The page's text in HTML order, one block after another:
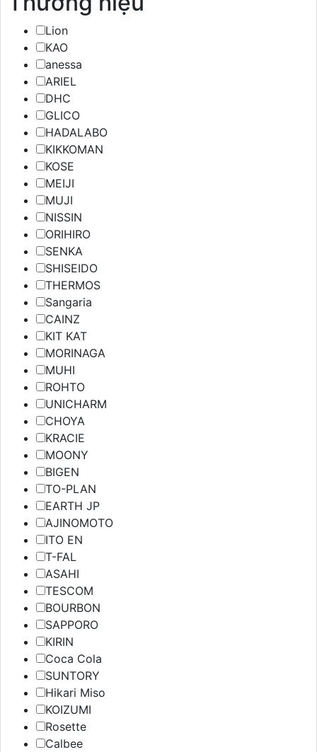
Lion
KAO
anessa
ARIEL
DHC
GLICO
HADALABO
KIKKOMAN
KOSE
MEIJI
MUJI
NISSIN
ORIHIRO
SENKA
SHISEIDO
THERMOS
Sangaria
CAINZ
KIT KAT
MORINAGA
MUHI
ROHTO
UNICHARM
CHOYA
KRACIE
MOONY
BIGEN
TO-PLAN
EARTH JP
AJINOMOTO
ITO EN
T-FAL
ASAHI
TESCOM
BOURBON
SAPPORO
KIRIN
Coca Cola
SUNTORY
Hikari Miso
KOIZUMI
Rosette
Calbee